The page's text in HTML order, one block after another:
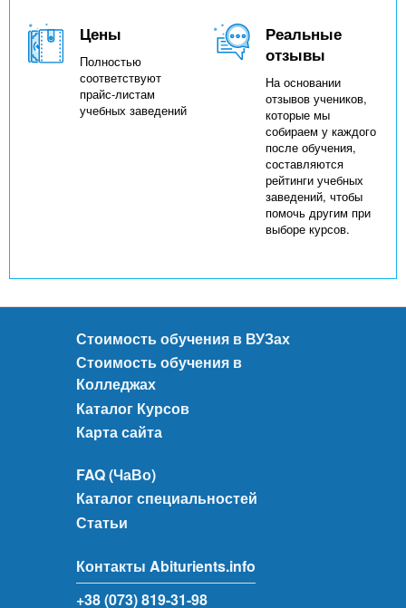
Цены
Полностью
соответствуют
прайс-листам
учебных заведений
Реальные
отзывы
На основании
отзывов учеников,
которые мы
собираем у каждого
после обучения,
составляются
рейтинги учебных
заведений, чтобы
помочь другим при
выборе курсов.
Стоимость обучения в ВУЗах
Стоимость обучения в
Колледжах
Каталог Курсов
Карта сайта
FAQ (ЧаВо)
Каталог специальностей
Статьи
Контакты Abiturients.info
+38 (073) 819-31-98